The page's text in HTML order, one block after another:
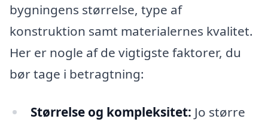
bygningens størrelse, type af
konstruktion samt materialernes kvalitet.
Her er nogle af de vigtigste faktorer, du
bør tage i betragtning:
Størrelse og kompleksitet: Jo større